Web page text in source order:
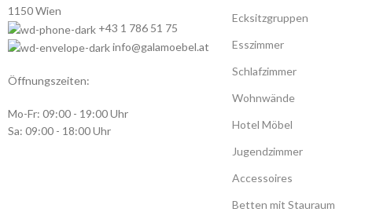
1150 Wien
+43 1 786 51 75
info@galamoebel.at
Öffnungszeiten:
Mo-Fr: 09:00 - 19:00 Uhr
Sa: 09:00 - 18:00 Uhr
Ecksitzgruppen
Esszimmer
Schlafzimmer
Wohnwände
Hotel Möbel
Jugendzimmer
Accessoires
Betten mit Stauraum